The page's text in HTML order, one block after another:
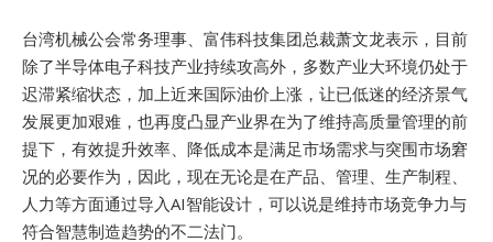
台湾机械公会常务理事、富伟科技集团总裁萧文龙表示，目前
除了半导体电子科技产业持续攻高外，多数产业大环境仍处于
迟滞紧缩状态，加上近来国际油价上涨，让已低迷的经济景气
发展更加艰难，也再度凸显产业界在为了维持高质量管理的前
提下，有效提升效率、降低成本是满足市场需求与突围市场窘
况的必要作为，因此，现在无论是在产品、管理、生产制程、
人力等方面通过导入AI智能设计，可以说是维持市场竞争力与
符合智慧制造趋势的不二法门。